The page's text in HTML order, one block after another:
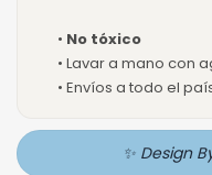
• No tóxico
• Lavar a mano con
• Envíos a todo el
✨ Design